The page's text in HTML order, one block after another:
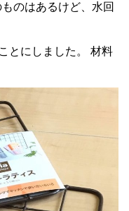
のはあるけど、水回
とにしました。 材料